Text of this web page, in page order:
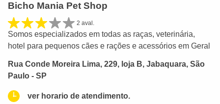
Bicho Mania Pet Shop
2 aval.
Somos especializados em todas as raças, veterinária,
hotel para pequenos cães e rações e acessórios em Geral
Rua Conde Moreira Lima, 229, loja B, Jabaquara, São
Paulo - SP
ver horario de atendimento.